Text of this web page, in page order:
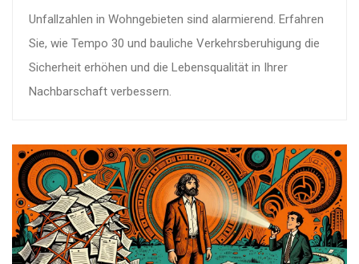
Unfallzahlen in Wohngebieten sind alarmierend. Erfahren
Sie, wie Tempo 30 und bauliche Verkehrsberuhigung die
Sicherheit erhöhen und die Lebensqualität in Ihrer
Nachbarschaft verbessern.